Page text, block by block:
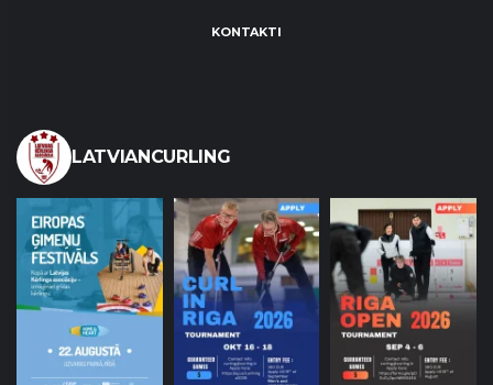
KONTAKTI
LATVIANCURLING